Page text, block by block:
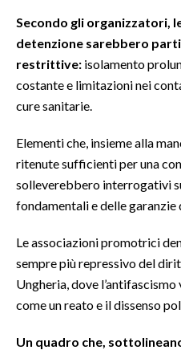
INSULARITÀ
ABBONATI
NECROLOGI
SPIAGGE
Secondo gli organizzatori,
detenzione sarebbero
restrittive: isolamento
costante e limitazioni nei
cure sanitarie.
Elementi che, insieme alla
ritenute sufficienti per una
solleverebbero interrogativi
fondamentali e delle garanzie
Le associazioni promotrici
sempre più repressivo del
Ungheria, dove
come un reato e il dissenso
Un quadro che,